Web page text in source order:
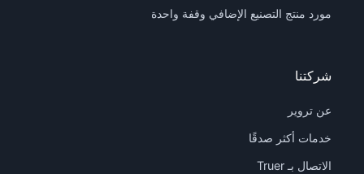
مورد منتج التصنيع الإضافي وقفة واحدة
شركتنا
عن تروير
خدمات أكثر صدقًا
الاتصال بـ Truer